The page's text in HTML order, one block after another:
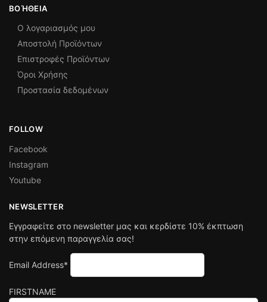
ΒΟΉΘΕΙΑ
Ο λογαριασμός μου
Αποστολή Προϊόντων
Επιστροφές Προϊόντων
Όροι Χρήσης
Προστασία δεδομένων
FOLLOW
Facebook
Instagram
Youtube
NEWSLETTER
Εγγραφείτε στο newsletter μας και κερδίστε 10% έκπτωση
στην επόμενη παραγγελία σας!
Email Address*
FIRSTNAME